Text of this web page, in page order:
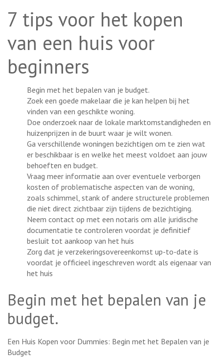
7 tips voor het kopen
van een huis voor
beginners
Begin met het bepalen van je budget.
Zoek een goede makelaar die je kan helpen bij het
vinden van een geschikte woning.
Doe onderzoek naar de lokale marktomstandigheden en
huizenprijzen in de buurt waar je wilt wonen.
Ga verschillende woningen bezichtigen om te zien wat
er beschikbaar is en welke het meest voldoet aan jouw
behoeften en budget.
Vraag meer informatie aan over eventuele verborgen
kosten of problematische aspecten van de woning,
zoals schimmel, stank of andere structurele problemen
die niet direct zichtbaar zijn tijdens de bezichtiging.
Neem contact op met een notaris om alle juridische
documentatie te controleren voordat je definitief
besluit tot aankoop van het huis
Zorg dat je verzekeringsovereenkomst up-to-date is
voordat je officieel ingeschreven wordt als eigenaar van
het huis
Begin met het bepalen van je
budget.
Een Huis Kopen voor Dummies: Begin met het Bepalen van je
Budget